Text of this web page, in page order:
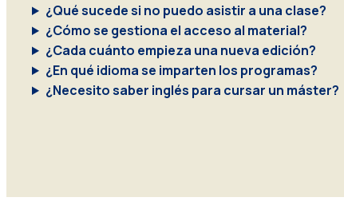
¿Qué sucede si no puedo asistir a una clase?
¿Cómo se gestiona el acceso al material?
¿Cada cuánto empieza una nueva edición?
¿En qué idioma se imparten los programas?
¿Necesito saber inglés para cursar un máster?